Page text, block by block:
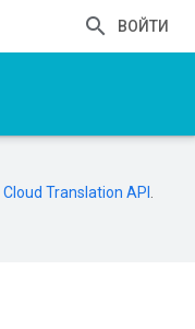
ВОЙТИ
Cloud Translation API